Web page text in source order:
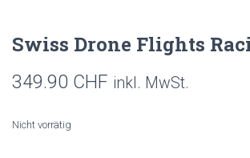
Swiss Drone Flights
349.90 CHF inkl. MwSt.
Nicht vorrätig